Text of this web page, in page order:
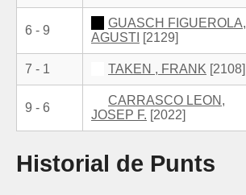
6 - 9
GUASCH FIGUEROLA,
AGUSTI [2129]
7 - 1 TAKEN , FRANK [2108]
9 - 6
CARRASCO LEON,
JOSEP F. [2022]
Historial de Punts